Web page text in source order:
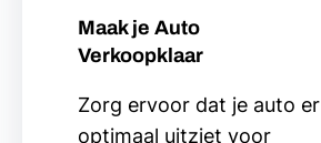
Maak je Auto
Verkoopklaar
Zorg ervoor dat je auto er
optimaal uitziet voor